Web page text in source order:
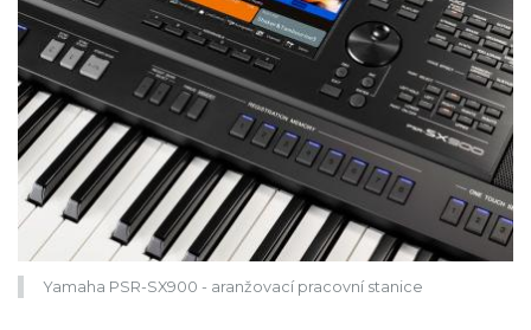
Yamaha PSR-SX900 - aranžovací pracovní stanice